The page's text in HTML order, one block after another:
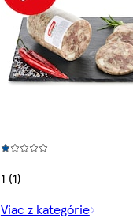
1 (1)
Viac z kategórie